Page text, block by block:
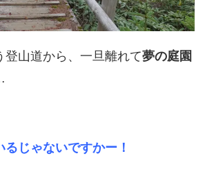
登山道から、一旦離れて夢の庭園
じゃないですかー！